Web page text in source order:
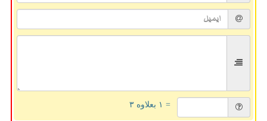
= ۱ بعلاوه ۳